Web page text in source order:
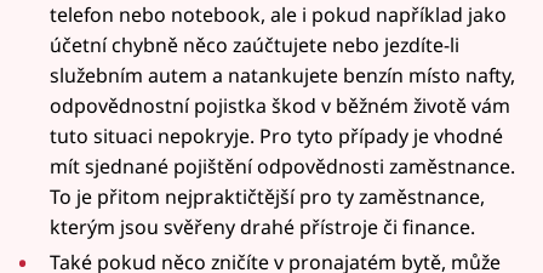
telefon nebo notebook, ale i pokud například jako
účetní chybně něco zaúčtujete nebo jezdíte-li
služebním autem a natankujete benzín místo nafty,
odpovědnostní pojistka škod v běžném životě vám
tuto situaci nepokryje. Pro tyto případy je vhodné
mít sjednané pojištění odpovědnosti zaměstnance.
To je přitom nejpraktičtější pro ty zaměstnance,
kterým jsou svěřeny drahé přístroje či finance.
Také pokud něco zničíte v pronajatém bytě, může